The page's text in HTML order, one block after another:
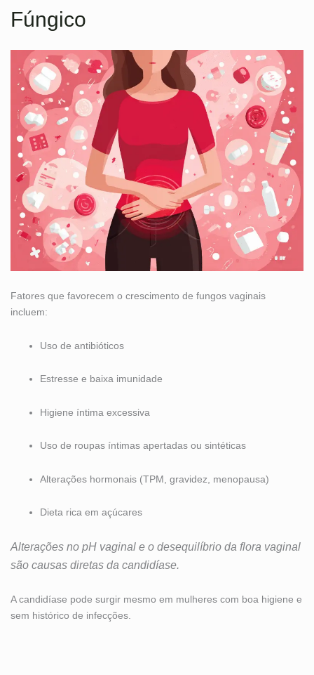
Fúngico
Fatores que favorecem o crescimento de fungos vaginais
incluem:
Uso de antibióticos
Estresse e baixa imunidade
Higiene íntima excessiva
Uso de roupas íntimas apertadas ou sintéticas
Alterações hormonais (TPM, gravidez, menopausa)
Dieta rica em açúcares
Alterações no pH vaginal e o desequilíbrio da flora vaginal
são causas diretas da candidíase.
A candidíase pode surgir mesmo em mulheres com boa higiene e
sem histórico de infecções.